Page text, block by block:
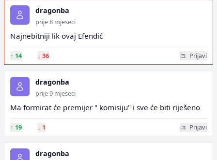
dragonba
prije 8 mjeseci
Najnebitniji lik ovaj Efendić
↑ 14 ↓ 36 Prijavi
dragonba
prije 9 mjeseci
Ma formirat će premijer " komisiju" i sve će biti riješeno
↑ 19 ↓ 1 Prijavi
dragonba